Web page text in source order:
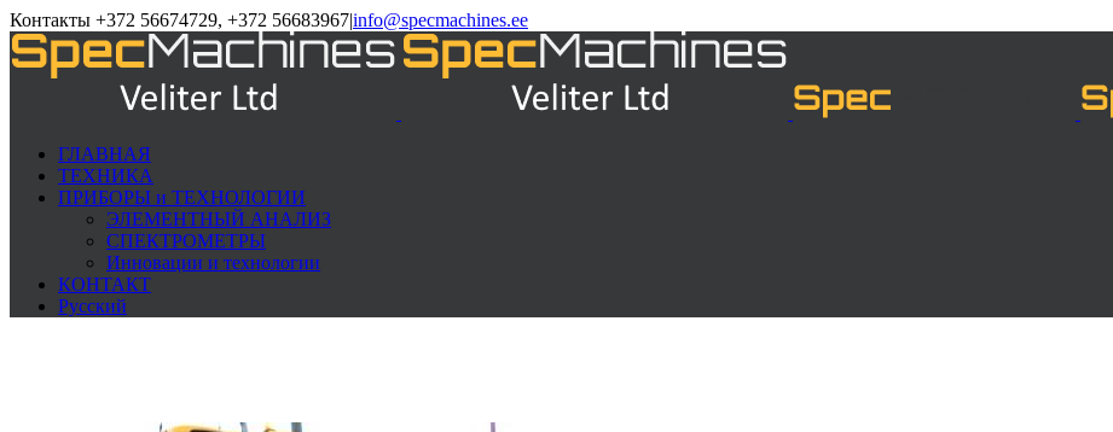
Контакты +372 56674729, +372 56683967|info@specmachines.ee
ГЛАВНАЯ
ТЕХНИКА
ПРИБОРЫ и ТЕХНОЛОГИИ
ЭЛЕМЕНTНЫЙ АНАЛИЗ
СПЕКТРОМЕТРЫ
Инновации и технологии
КОНТАКТ
Русский